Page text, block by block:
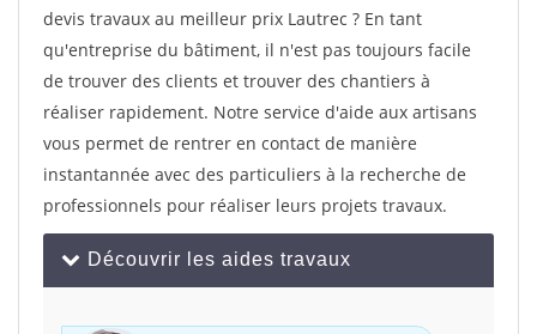
devis travaux au meilleur prix Lautrec ? En tant
qu'entreprise du bâtiment, il n'est pas toujours facile
de trouver des clients et trouver des chantiers à
réaliser rapidement. Notre service d'aide aux artisans
vous permet de rentrer en contact de manière
instantannée avec des particuliers à la recherche de
professionnels pour réaliser leurs projets travaux.